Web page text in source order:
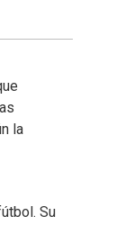
la
Su